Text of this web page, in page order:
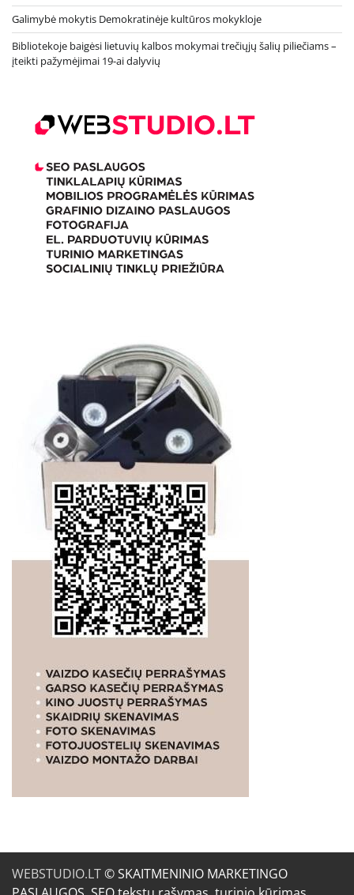
Galimybė mokytis Demokratinėje kultūros mokykloje
Bibliotekoje baigėsi lietuvių kalbos mokymai trečiųjų šalių piliečiams –
įteikti pažymėjimai 19-ai dalyvių
WEBSTUDIO.LT© SKAITMENINIO MARKETINGO